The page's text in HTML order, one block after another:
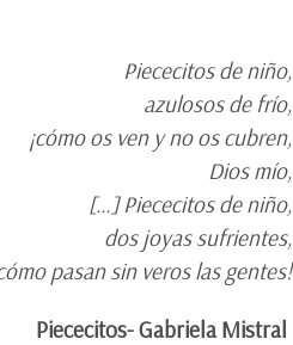
Piececitos de niño,
azulosos de frío,
¡cómo os ven y no os cubren,
Dios mío,
[…] Piececitos de niño,
dos joyas sufrientes,
pasan sin veros las gentes!
Piececitos- Gabriela Mistral